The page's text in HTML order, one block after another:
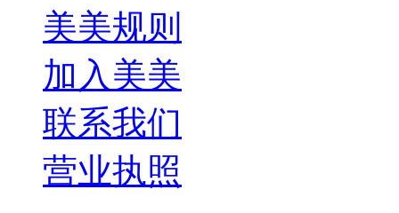
美美规则
加入美美
联系我们
营业执照